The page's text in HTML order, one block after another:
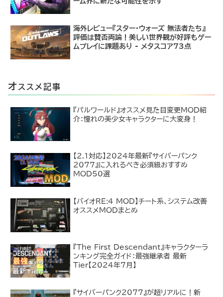
海外レビュー『スター・ウォーズ 無法者たち』
評価は賛否両論！美しい世界観が好評もゲー
ムプレイに課題あり - メタスコア73点
オ ススメ記事
『パルワールド』オススメ見た目変更MOD紹
介：憧れの美少女キャラクターに大変身！
【2.1対応】2024年最新『サイバーパンク
2077』に入れるべき必須級おすすめ
MOD50選
【バイオRE:4 MOD】チート系、システム改善
オススメMODまとめ
『The First Descendant』キャラクターラ
ンキング完全ガイド：最強継承者 最新
Tier【2024年7月】
『サイバーパンク2077』が超リアルに！新